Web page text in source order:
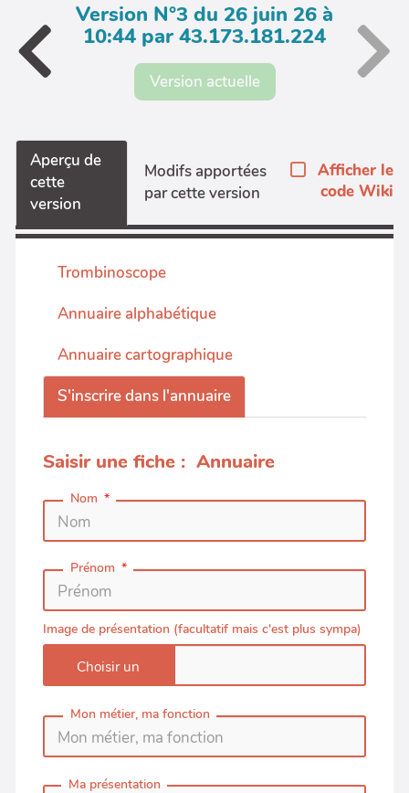
Version N°3 du 26 juin 26 à
10:44 par 43.173.181.224
Version actuelle
Aperçu de
cette
version
Modifs apportées
par cette version
Afficher le
code Wiki